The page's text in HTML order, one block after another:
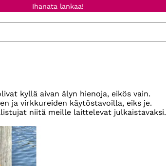
Ihanata lankaa!
kyllä aivan älyn hienoja, eikös vain.
ja virkkureiden käytöstavoilla, eiks je.
niitä meille laittelevat julkaistavaksi.